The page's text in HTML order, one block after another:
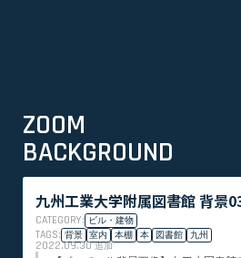
ZOOM
BACKGROUND
九州工業大学附属図書館 背景
CATEGORY: ビル・建物
TAGS: 背景 室内 本棚 本 図書館 九州
2022.09.30追加